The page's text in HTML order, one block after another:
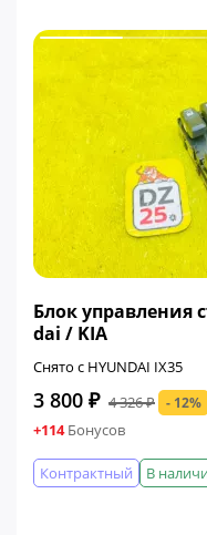
Блок управления
dai / KIA
Снято с HYUNDAI IX35
3 800 ₽ 4 326 ₽ - 12%
+114Бонусов
В
Контрактный